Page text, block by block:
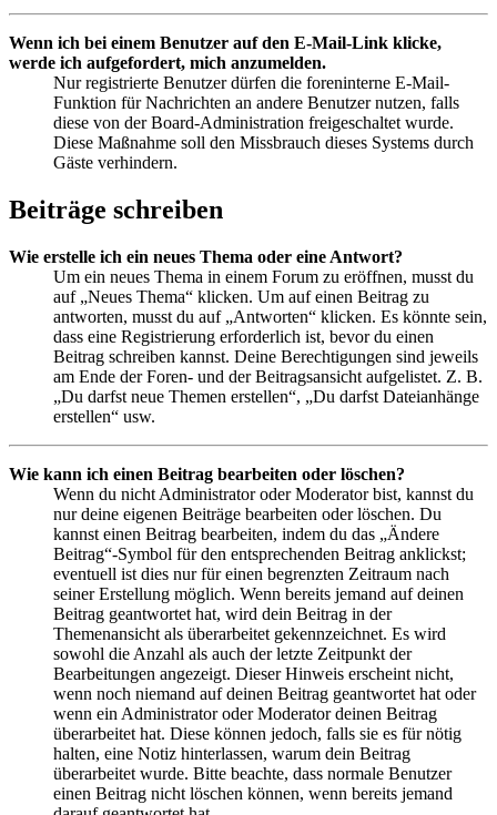
Wenn ich bei einem Benutzer auf den E-Mail-Link klicke,
werde ich aufgefordert, mich anzumelden.
Nur registrierte Benutzer dürfen die foreninterne E-Mail-
Funktion für Nachrichten an andere Benutzer nutzen, falls
diese von der Board-Administration freigeschaltet wurde.
Diese Maßnahme soll den Missbrauch dieses Systems durch
Gäste verhindern.
Beiträge schreiben
Wie erstelle ich ein neues Thema oder eine Antwort?
Um ein neues Thema in einem Forum zu eröffnen, musst du
auf „Neues Thema“ klicken. Um auf einen Beitrag zu
antworten, musst du auf „Antworten“ klicken. Es könnte sein,
dass eine Registrierung erforderlich ist, bevor du einen
Beitrag schreiben kannst. Deine Berechtigungen sind jeweils
am Ende der Foren- und der Beitragsansicht aufgelistet. Z. B.
„Du darfst neue Themen erstellen“, „Du darfst Dateianhänge
erstellen“ usw.
Wie kann ich einen Beitrag bearbeiten oder löschen?
Wenn du nicht Administrator oder Moderator bist, kannst du
nur deine eigenen Beiträge bearbeiten oder löschen. Du
kannst einen Beitrag bearbeiten, indem du das „Ändere
Beitrag“-Symbol für den entsprechenden Beitrag anklickst;
eventuell ist dies nur für einen begrenzten Zeitraum nach
seiner Erstellung möglich. Wenn bereits jemand auf deinen
Beitrag geantwortet hat, wird dein Beitrag in der
Themenansicht als überarbeitet gekennzeichnet. Es wird
sowohl die Anzahl als auch der letzte Zeitpunkt der
Bearbeitungen angezeigt. Dieser Hinweis erscheint nicht,
wenn noch niemand auf deinen Beitrag geantwortet hat oder
wenn ein Administrator oder Moderator deinen Beitrag
überarbeitet hat. Diese können jedoch, falls sie es für nötig
halten, eine Notiz hinterlassen, warum dein Beitrag
überarbeitet wurde. Bitte beachte, dass normale Benutzer
einen Beitrag nicht löschen können, wenn bereits jemand